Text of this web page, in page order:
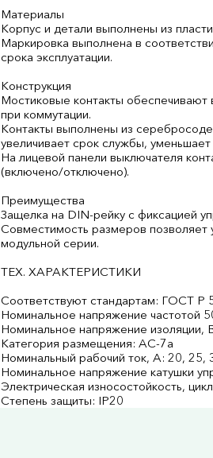
Материалы
Корпус и детали выполнены из
Маркировка выполнена в
срока эксплуатации.
Конструкция
Мостиковые контакты обеспечивают
при коммутации.
Контакты выполнены из
увеличивает срок службы,
На лицевой панели выключателя
(включено/отключено).
Преимущества
Защелка на DIN-рейку с фиксацией
Совместимость размеров позволяет
модульной серии.
ТЕХ. ХАРАКТЕРИСТИКИ
Соответствуют стандартам: ГОСТ Р
Номинальное напряжение частотой
Номинальное напряжение изоляции,
Категория размещения: AC-7a
Номинальный рабочий ток, А: 20, 25,
Номинальное напряжение катушки
Электрическая износостойкость,
Степень защиты: IP20